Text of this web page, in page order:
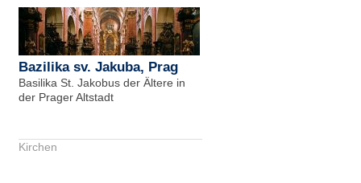
Bazilika sv. Jakuba, Prag
Basilika St. Jakobus der Ältere in
der Prager Altstadt
Kirchen